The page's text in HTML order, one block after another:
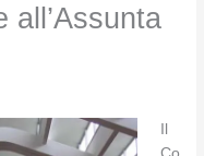
all’Assunta